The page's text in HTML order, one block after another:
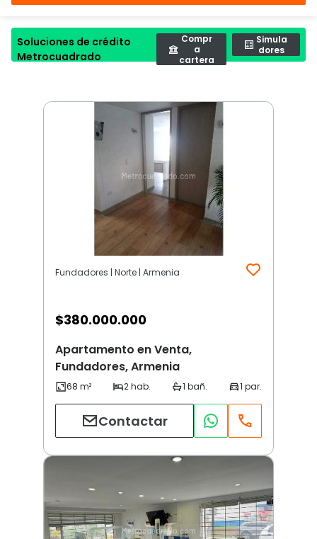
Soluciones de crédito
Metrocuadrado
Compr
a
cartera
Simula
dores
Fundadores | Norte | Armenia
$380.000.000
Apartamento en Venta,
Fundadores, Armenia
Contactar